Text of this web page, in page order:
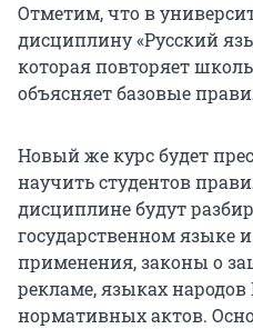
Отметим, что в
дисциплину «Русский
которая повторяет
объясняет базовые
Новый же курс будет
научить студентов
дисциплине будут
государственном языке
применения, законы о
рекламе, языках народов
нормативных актов.